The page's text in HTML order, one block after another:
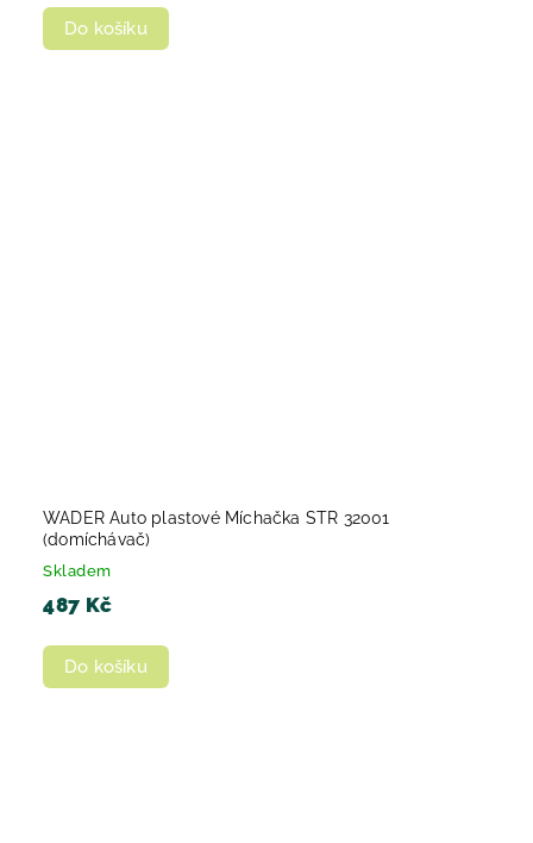
Do košíku
WADER Auto plastové Míchačka STR 32001
(domíchávač)
Skladem
487 Kč
Do košíku